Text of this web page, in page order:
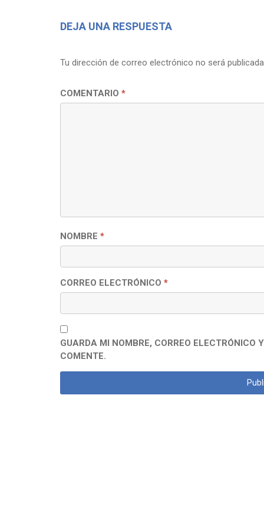
DEJA UNA RESPUESTA
Tu dirección de correo electrónico no será
COMENTARIO *
NOMBRE *
CORREO ELECTRÓNICO *
GUARDA MI NOMBRE, CORREO ELECTRÓNICO
COMENTE.